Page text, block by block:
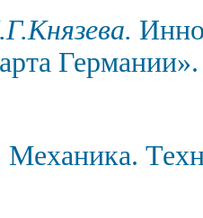
Германии».
Механика.